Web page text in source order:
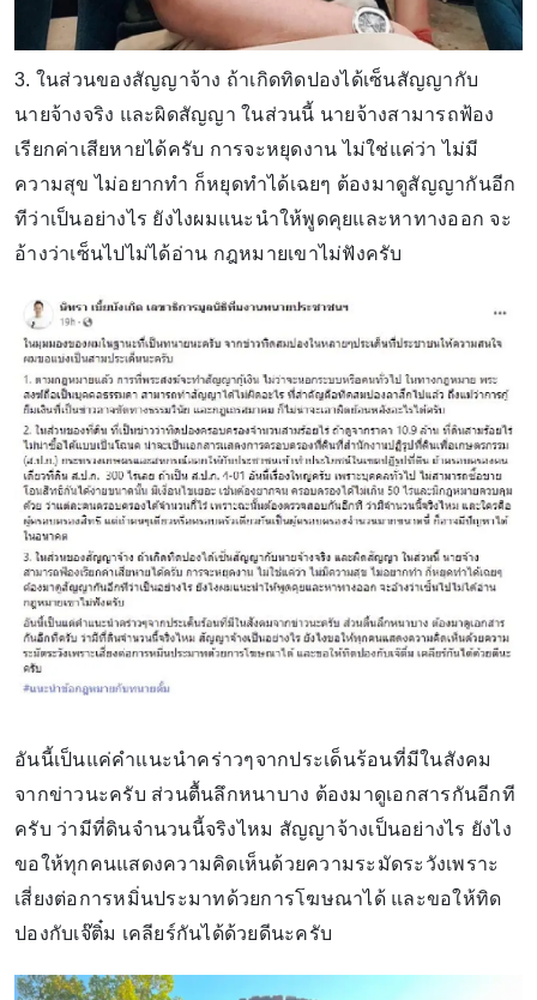
3. ในส่วนของสัญญาจ้าง ถ้าเกิดทิดปองได้เซ็นสัญญากับ
นายจ้างจริง และผิดสัญญา ในส่วนนี้ นายจ้างสามารถฟ้อง
เรียกค่าเสียหายได้ครับ การจะหยุดงาน ไม่ใช่แค่ว่า ไม่มี
ความสุข ไม่อยากทำ ก็หยุดทำได้เฉยๆ ต้องมาดูสัญญากันอีก
ทีว่าเป็นอย่างไร ยังไงผมแนะนำให้พูดคุยและหาทางออก จะ
อ้างว่าเซ็นไปไม่ได้อ่าน กฎหมายเขาไม่ฟังครับ
อันนี้เป็นแค่คำแนะนำคร่าวๆจากประเด็นร้อนที่มีในสังคม
จากข่าวนะครับ ส่วนตื้นลึกหนาบาง ต้องมาดูเอกสารกันอีกที
ครับ ว่ามีที่ดินจำนวนนี้จริงไหม สัญญาจ้างเป็นอย่างไร ยังไง
ขอให้ทุกคนแสดงความคิดเห็นด้วยความระมัดระวังเพราะ
เสี่ยงต่อการหมิ่นประมาทด้วยการโฆษณาได้ และขอให้ทิด
ปองกับเจ๊ติ๋ม เคลียร์กันได้ด้วยดีนะครับ